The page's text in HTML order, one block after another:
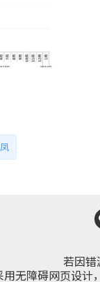
若因错
无障碍网页设计